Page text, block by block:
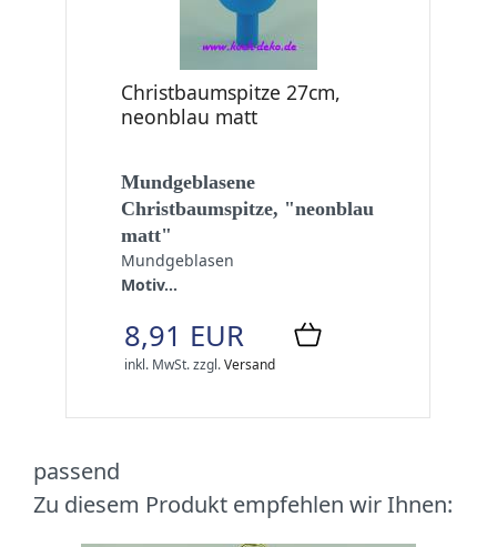
Christbaumspitze 27cm,
neonblau matt
Mundgeblasene
Christbaumspitze, "neonblau
matt"
Mundgeblasen
Motiv...
8,91 EUR
inkl. MwSt.zzgl.Versand
passend
Zu diesem Produkt empfehlen wir Ihnen: